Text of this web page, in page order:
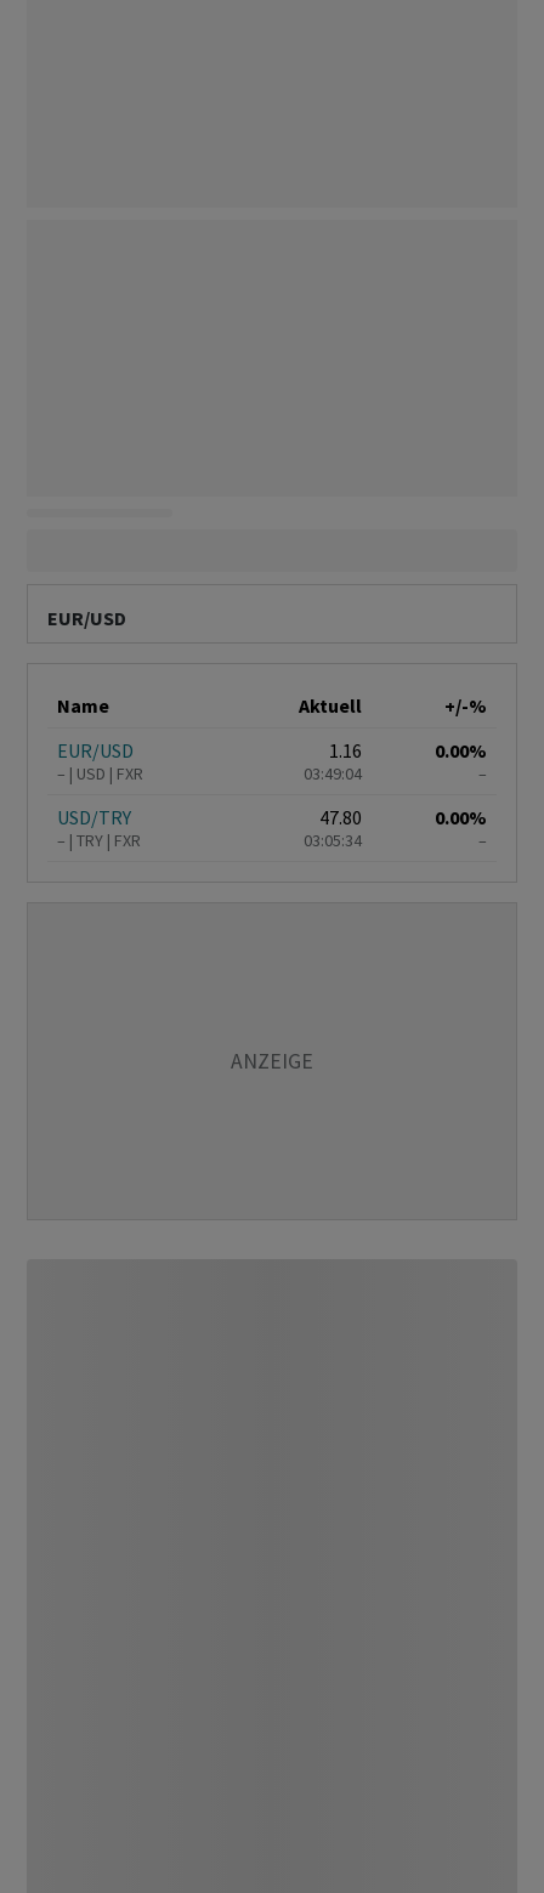
EUR/USD
Name Aktuell
+/-%
EUR/USD
– USD FXR
1.16
03:49:04
0.00%
–
USD/TRY
– TRY FXR
47.80
03:05:34
0.00%
–